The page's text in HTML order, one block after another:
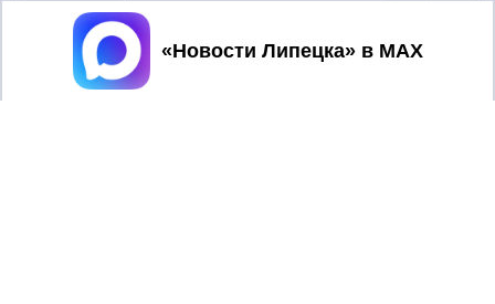
Принять